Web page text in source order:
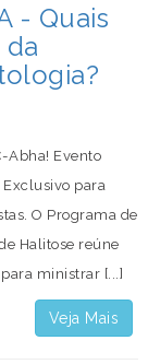
- Quais
da
Abha! Evento
para
O Programa de
Halitose reúne
ministrar [...]
Veja Mais